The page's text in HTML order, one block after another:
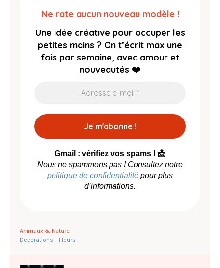
Ne rate aucun nouveau modèle !
Une idée créative pour occuper les
petites mains ? On t’écrit max une
fois par semaine, avec amour et
nouveautés ❤️
Gmail : vérifiez vos spams ! 📩
Nous ne spammons pas ! Consultez notre
politique de confidentialité pour plus
d’informations.
Animaux & Nature
Décorations
Fleurs